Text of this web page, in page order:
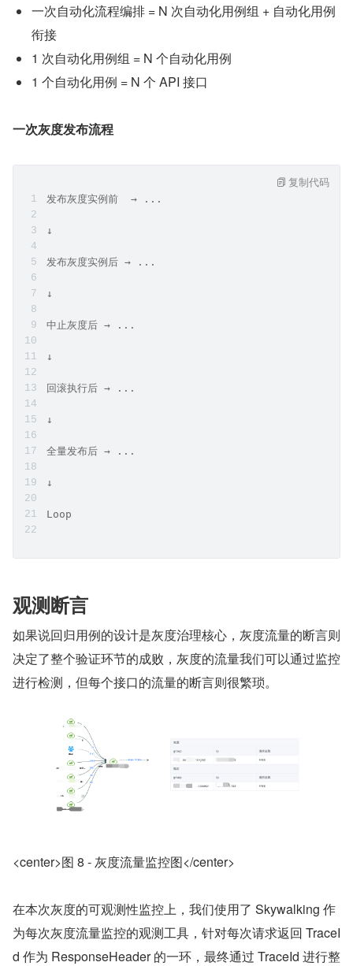
一次自动化流程编排 = N 次自动化用例组 + 自动化用例
衔接
1 次自动化用例组 = N 个自动化用例
1 个自动化用例 = N 个 API 接口
一次灰度发布流程
发布灰度实例前  → ...
↓
发布灰度实例后 → ...
↓
中止灰度后 → ...
↓
回滚执行后 → ...
↓
全量发布后 → ...
↓
Loop
复制代码
观测断言
如果说回归用例的设计是灰度治理核心，灰度流量的断言则
决定了整个验证环节的成败，灰度的流量我们可以通过监控
进行检测，但每个接口的流量的断言则很繁琐。
<center>图 8 - 灰度流量监控图</center>
在本次灰度的可观测性监控上，我们使用了 Skywalking 作
为每次灰度流量监控的观测工具，针对每次请求返回 TraceI
d 作为 ResponseHeader 的一环，最终通过 TraceId 进行整